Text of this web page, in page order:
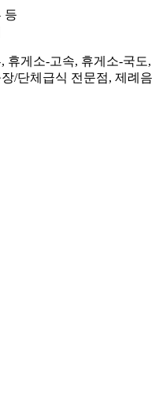
등
휴게소-고속, 휴게소-국도,
/단체급식 전문점, 제례음